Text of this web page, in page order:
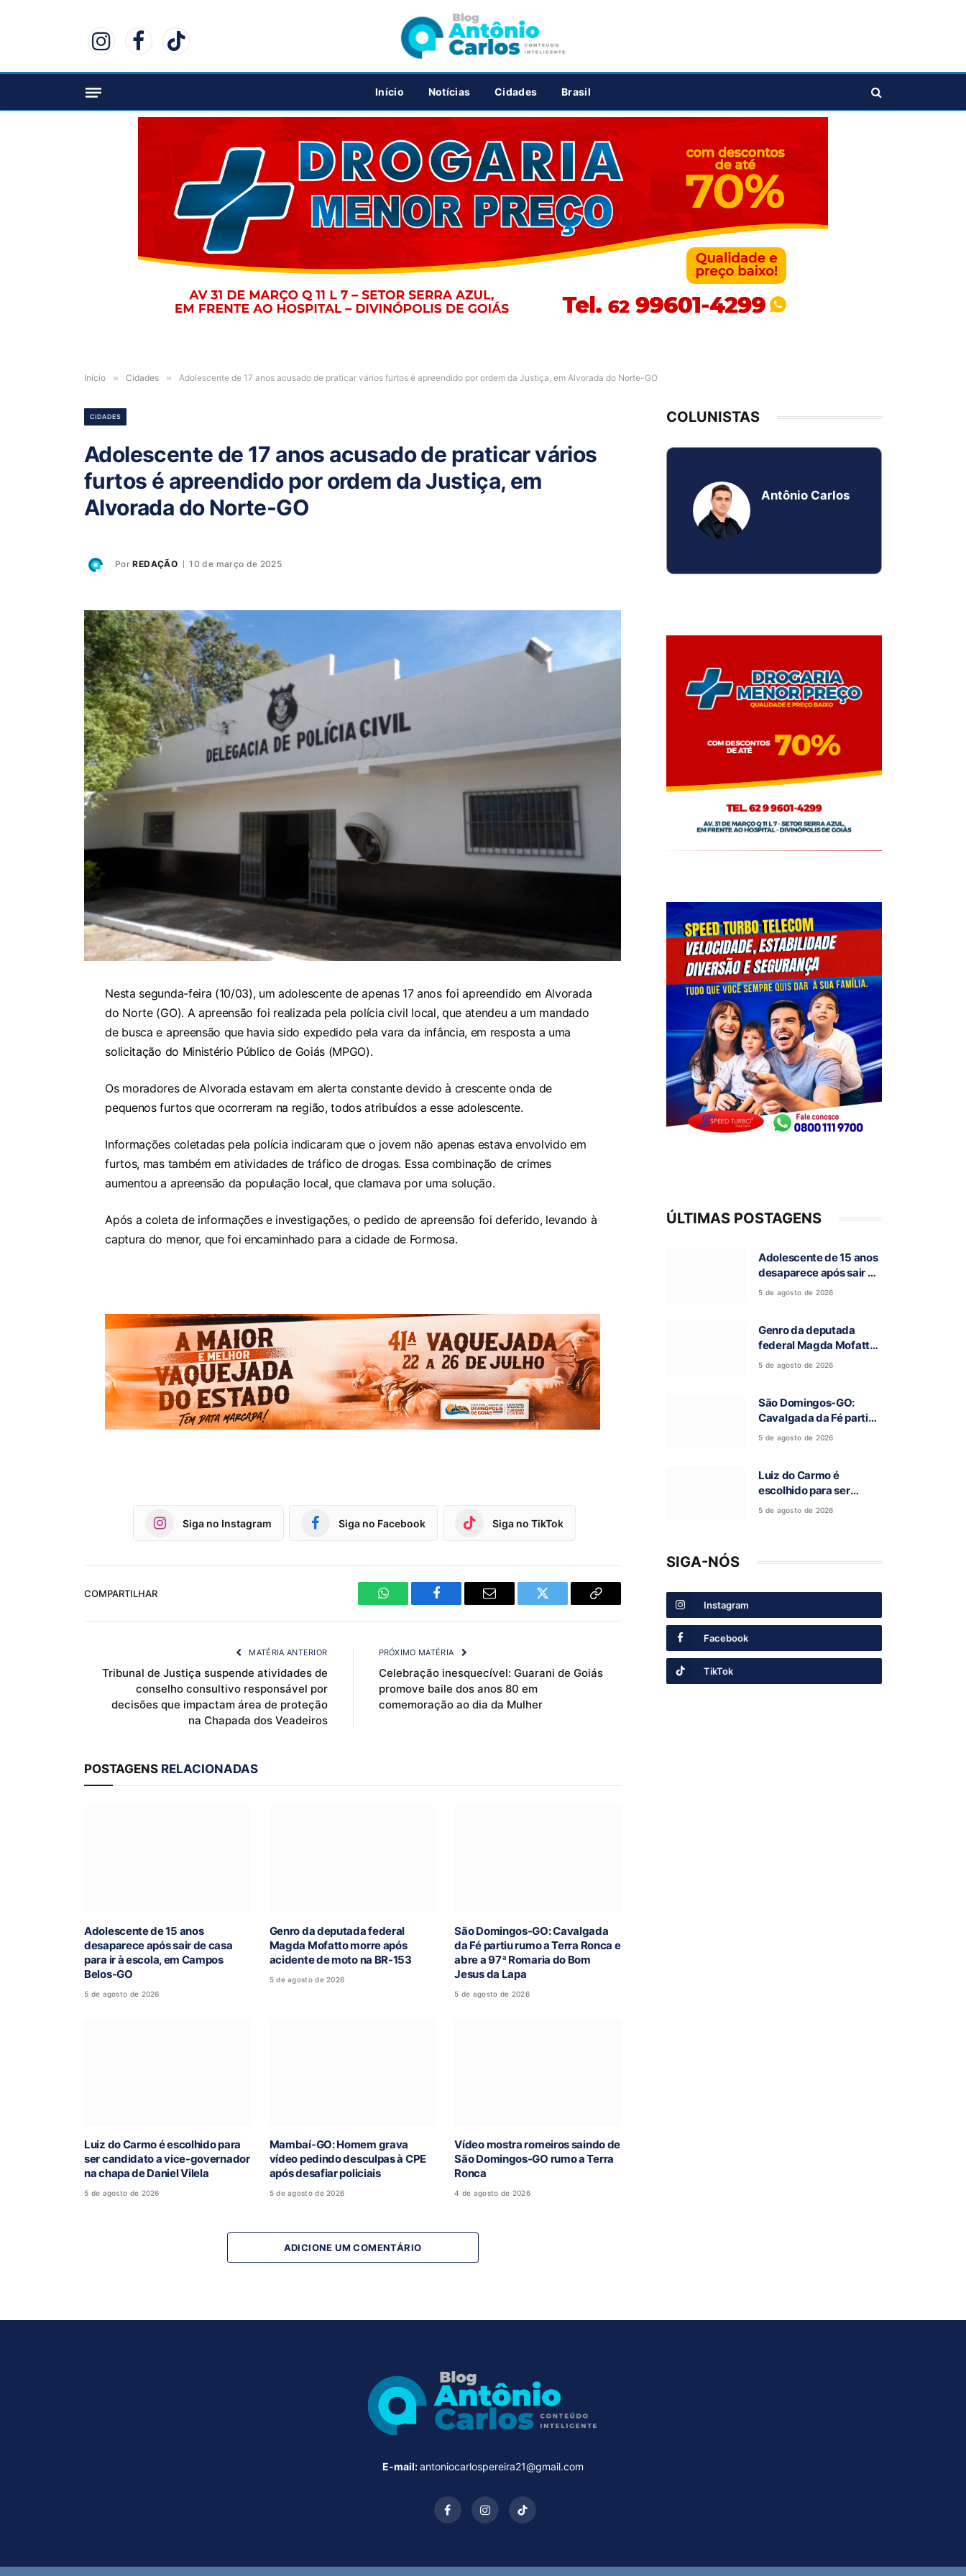
InstagramFacebookTikTok
Início Notícias Cidades Brasil
PUBLICIDADE
Início » Cidades » Adolescente de 17 anos acusado de praticar vários furtos é apreendido por ordem da Justiça, em Alvorada do Norte-GO
CIDADES
Adolescente de 17 anos acusado de praticar vários
furtos é apreendido por ordem da Justiça, em
Alvorada do Norte-GO
Por REDAÇÃO 10 de março de 2025
Nesta segunda-feira (10/03), um adolescente de apenas 17 anos foi apreendido em Alvorada
do Norte (GO). A apreensão foi realizada pela polícia civil local, que atendeu a um mandado
de busca e apreensão que havia sido expedido pela vara da infância, em resposta a uma
solicitação do Ministério Público de Goiás (MPGO).
Os moradores de Alvorada estavam em alerta constante devido à crescente onda de
pequenos furtos que ocorreram na região, todos atribuídos a esse adolescente.
Informações coletadas pela polícia indicaram que o jovem não apenas estava envolvido em
furtos, mas também em atividades de tráfico de drogas. Essa combinação de crimes
aumentou a apreensão da população local, que clamava por uma solução.
Após a coleta de informações e investigações, o pedido de apreensão foi deferido, levando à
captura do menor, que foi encaminhado para a cidade de Formosa.
Siga no Instagram Siga no Facebook Siga no TikTok
COMPARTILHAR
WhatsAppFacebook Email Twitter
Copy
MATÉRIA ANTERIOR
Tribunal de Justiça suspende atividades de
conselho consultivo responsável por
decisões que impactam área de proteção
na Chapada dos Veadeiros
PRÓXIMO MATÉRIA
Celebração inesquecível: Guarani de Goiás
promove baile dos anos 80 em
comemoração ao dia da Mulher
POSTAGENS RELACIONADAS
Adolescente de 15 anos
desaparece após sair de casa
para ir à escola, em Campos
Belos-GO
5 de agosto de 2026
Genro da deputada federal
Magda Mofatto morre após
acidente de moto na BR-153
5 de agosto de 2026
São Domingos-GO: Cavalgada
da Fé partiu rumo a Terra Ronca e
abre a 97ª Romaria do Bom
Jesus da Lapa
5 de agosto de 2026
Luiz do Carmo é escolhido para
ser candidato a vice-governador
na chapa de Daniel Vilela
5 de agosto de 2026
Mambaí-GO: Homem grava
vídeo pedindo desculpas à CPE
após desafiar policiais
5 de agosto de 2026
Vídeo mostra romeiros saindo de
São Domingos-GO rumo a Terra
Ronca
4 de agosto de 2026
ADICIONE UM COMENTÁRIO
COLUNISTAS
Antônio Carlos
ÚLTIMAS POSTAGENS
Adolescente de 15 anos
desaparece após sair de
casa para ir à escola, em
5 de agosto de 2026
Genro da deputada
federal Magda Mofatto
morre após acidente de
5 de agosto de 2026
São Domingos-GO:
Cavalgada da Fé partiu
rumo a Terra Ronca e
5 de agosto de 2026
Luiz do Carmo é
escolhido para ser
candidato a vice-
5 de agosto de 2026
SIGA-NÓS
Instagram
Facebook
TikTok
E-mail:antoniocarlospereira21@gmail.com
FacebookInstagramTikTok